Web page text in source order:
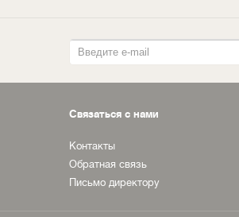
Связаться с нами
Контакты
Обратная связь
Письмо директору